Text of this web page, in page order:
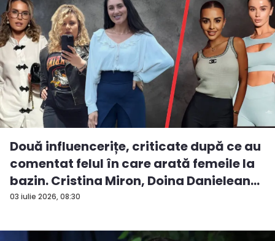
03 iulie 2026, 08:30
Două influencerițe, criticate după ce au
comentat felul în care arată femeile la
bazin. Cristina Miron, Doina Danielean
ș...